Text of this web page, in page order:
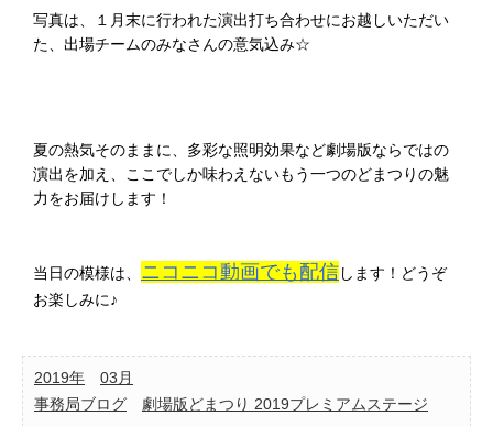
写真は、１月末に行われた演出打ち合わせにお越しいただい
た、出場チームのみなさんの意気込み☆
夏の熱気そのままに、多彩な照明効果など劇場版ならではの
演出を加え、ここでしか味わえないもう一つのどまつりの魅
力をお届けします！
当日の模様は、 ニコニコ動画でも配信します！どうぞ
お楽しみに♪
2019年
03月
事務局ブログ
劇場版どまつり 2019プレミアムステージ